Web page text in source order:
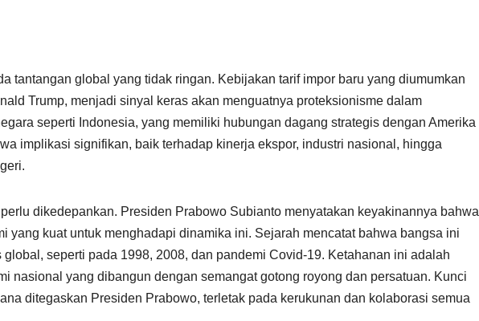
tantangan global yang tidak ringan. Kebijakan tarif impor baru yang diumumkan
Trump, menjadi sinyal keras akan menguatnya proteksionisme dalam
seperti Indonesia, yang memiliki hubungan dagang strategis dengan Amerika
implikasi signifikan, baik terhadap kinerja ekspor, industri nasional, hingga
dikedepankan. Presiden Prabowo Subianto menyatakan keyakinannya bahwa
yang kuat untuk menghadapi dinamika ini. Sejarah mencatat bahwa bangsa ini
seperti pada 1998, 2008, dan pandemi Covid-19. Ketahanan ini adalah
nasional yang dibangun dengan semangat gotong royong dan persatuan. Kunci
ditegaskan Presiden Prabowo, terletak pada kerukunan dan kolaborasi semua